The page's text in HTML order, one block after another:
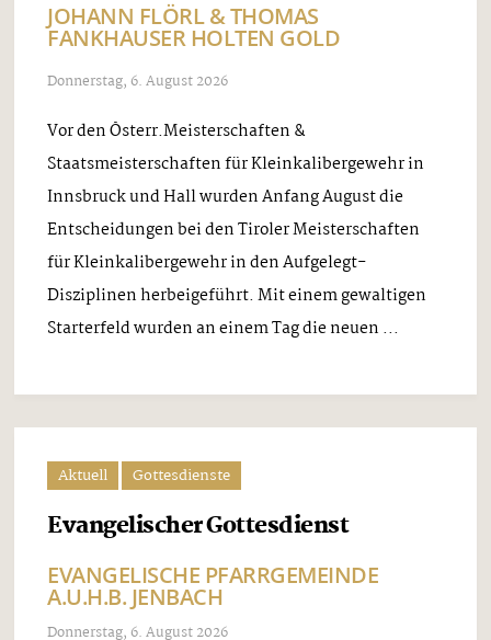
JOHANN FLÖRL & THOMAS
FANKHAUSER HOLTEN GOLD
Donnerstag, 6. August 2026
Vor den Österr.Meisterschaften &
Staatsmeisterschaften für Kleinkalibergewehr in
Innsbruck und Hall wurden Anfang August die
Entscheidungen bei den Tiroler Meisterschaften
für Kleinkalibergewehr in den Aufgelegt-
Disziplinen herbeigeführt. Mit einem gewaltigen
Starterfeld wurden an einem Tag die neuen ...
Aktuell Gottesdienste
Evangelischer Gottesdienst
EVANGELISCHE PFARRGEMEINDE
A.U.H.B. JENBACH
Donnerstag, 6. August 2026